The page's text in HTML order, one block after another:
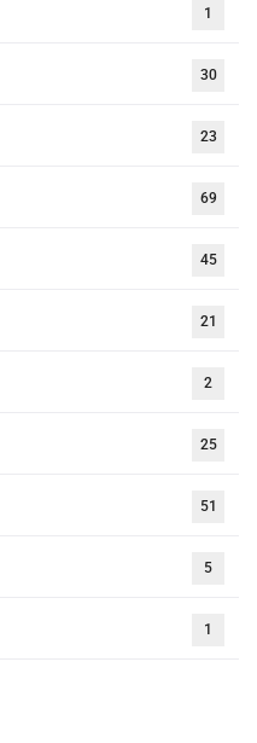
1
30
23
69
45
21
2
25
51
5
1